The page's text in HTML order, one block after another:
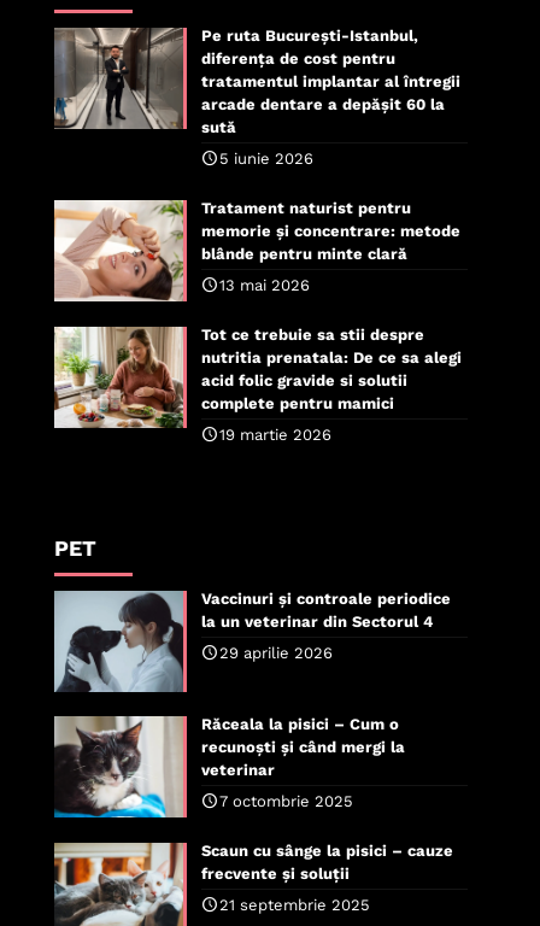
Pe ruta București-Istanbul,
diferența de cost pentru
tratamentul implantar al întregii
arcade dentare a depășit 60 la
sută
5 iunie 2026
Tratament naturist pentru
memorie și concentrare: metode
blânde pentru minte clară
13 mai 2026
Tot ce trebuie sa stii despre
nutritia prenatala: De ce sa alegi
acid folic gravide si solutii
complete pentru mamici
19 martie 2026
PET
Vaccinuri și controale periodice
la un veterinar din Sectorul 4
29 aprilie 2026
Răceala la pisici – Cum o
recunoști și când mergi la
veterinar
7 octombrie 2025
Scaun cu sânge la pisici – cauze
frecvente și soluții
21 septembrie 2025